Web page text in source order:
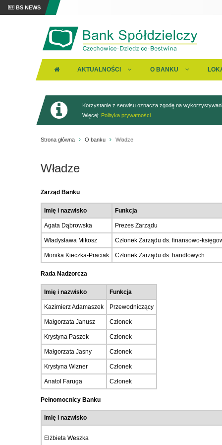
BS NEWS
AKTUALNOŚCI O BANKU
Korzystanie z serwisu oznacza zgodę na
Więcej: Polityka prywatności
Strona główna O banku Władze
Władze
Zarząd Banku
Imię i nazwisko Funkcja
Agata Dąbrowska Prezes Zarządu
Władysława Mikosz Członek Zarządu ds. finansowo-
Monika Kieczka-Praciak Członek Zarządu ds. handlowych
Rada Nadzorcza
Imię i nazwisko Funkcja
Kazimierz Adamaszek Przewodniczący
Małgorzata Janusz Członek
Krystyna Paszek Członek
Małgorzata Jasny Członek
Krystyna Wizner Członek
Anatol Faruga Członek
Pełnomocnicy Banku
Imię i nazwisko
Elżbieta Weszka